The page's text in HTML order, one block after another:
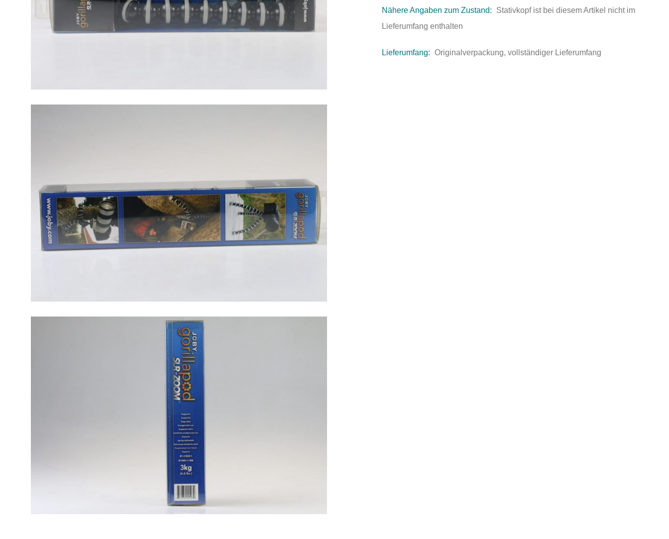
Nähere Angaben zum Zustand:
Stativkopf ist bei diesem Artikel nicht im
Lieferumfang enthalten
Lieferumfang: Originalverpackung, vollständiger Lieferumfang